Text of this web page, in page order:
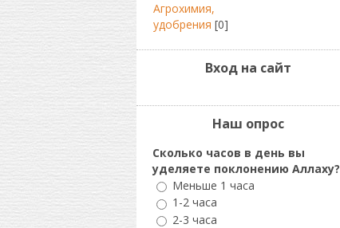
Агрохимия,
удобрения [0]
Вход на сайт
Наш опрос
Сколько часов в день вы
уделяете поклонению Аллаху?
Меньше 1 часа
1-2 часа
2-3 часа